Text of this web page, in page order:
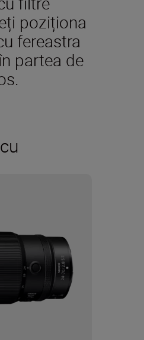
poziționa
fereastra
partea de